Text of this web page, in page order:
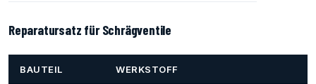
Reparatursatz für Schrägventile
BAUTEIL WERKSTOFF